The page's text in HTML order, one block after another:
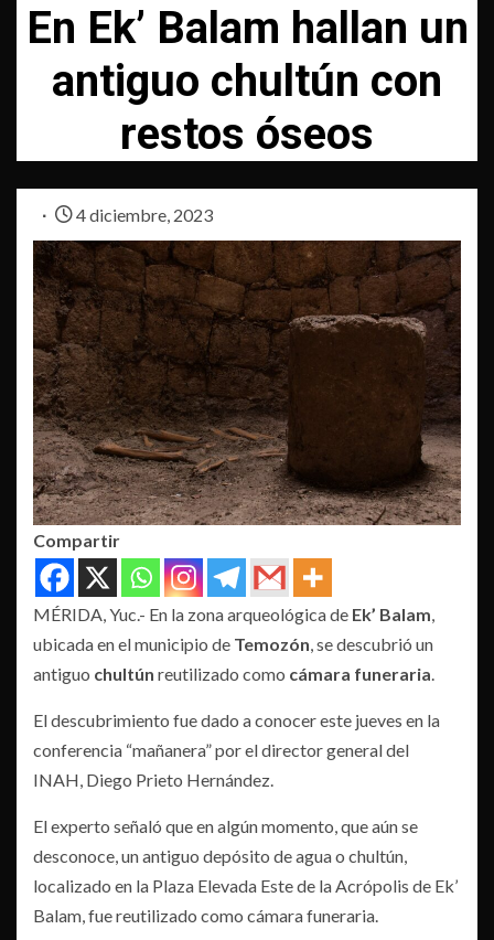
En Ek’ Balam hallan un
antiguo chultún con
restos óseos
4 diciembre, 2023
Compartir
MÉRIDA, Yuc.- En la zona arqueológica de Ek’ Balam
ubicada en el municipio de Temozón , se descubrió un
antiguo chultún reutilizado como cámara funeraria
El descubrimiento fue dado a conocer este jueves en la
conferencia “mañanera” por el director general del
INAH, Diego Prieto Hernández.
El experto señaló que en algún momento, que aún se
desconoce, un antiguo depósito de agua o chultún,
localizado en la Plaza Elevada Este de la Acrópolis de Ek’
Balam, fue reutilizado como cámara funeraria.